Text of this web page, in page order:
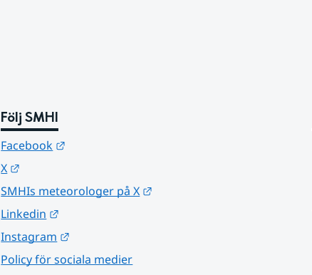
Följ SMHI
Facebook
X
SMHIs meteorologer på X
Linkedin
Instagram
Policy för sociala medier